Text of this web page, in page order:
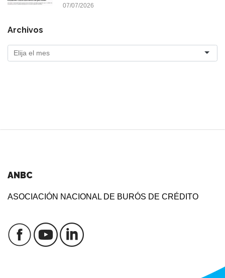
07/07/2026
Archivos
ANBC
ASOCIACIÓN NACIONAL DE BURÓS DE CRÉDITO